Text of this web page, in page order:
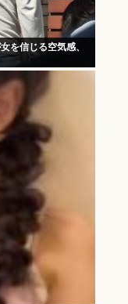
を信じる空気感、